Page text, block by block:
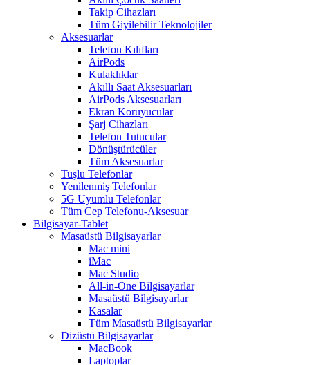
Takip Cihazları
Tüm Giyilebilir Teknolojiler
Aksesuarlar
Telefon Kılıfları
AirPods
Kulaklıklar
Akıllı Saat Aksesuarları
AirPods Aksesuarları
Ekran Koruyucular
Şarj Cihazları
Telefon Tutucular
Dönüştürücüler
Tüm Aksesuarlar
Tuşlu Telefonlar
Yenilenmiş Telefonlar
5G Uyumlu Telefonlar
Tüm Cep Telefonu-Aksesuar
Bilgisayar-Tablet
Masaüstü Bilgisayarlar
Mac mini
iMac
Mac Studio
All-in-One Bilgisayarlar
Masaüstü Bilgisayarlar
Kasalar
Tüm Masaüstü Bilgisayarlar
Dizüstü Bilgisayarlar
MacBook
Laptoplar